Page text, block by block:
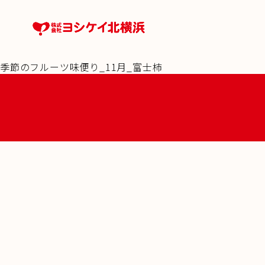
季節のフルーツ味便り_11月_富士柿